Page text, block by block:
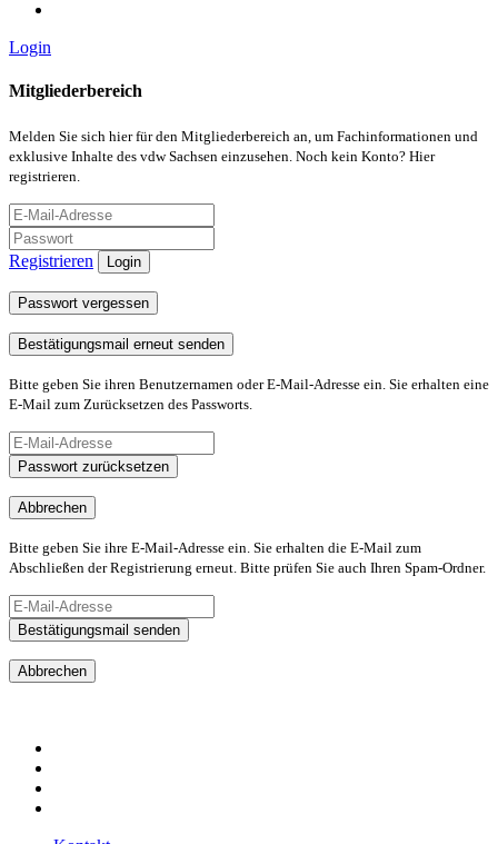
Login
Mitgliederbereich
Melden Sie sich hier für den Mitgliederbereich an, um Fachinformationen und
exklusive Inhalte des vdw Sachsen einzusehen. Noch kein Konto? Hier
registrieren.
Registrieren Login
Passwort vergessen
Bestätigungsmail erneut senden
Bitte geben Sie ihren Benutzernamen oder E-Mail-Adresse ein. Sie erhalten eine
E-Mail zum Zurücksetzen des Passworts.
Passwort zurücksetzen
Abbrechen
Bitte geben Sie ihre E-Mail-Adresse ein. Sie erhalten die E-Mail zum
Abschließen der Registrierung erneut. Bitte prüfen Sie auch Ihren Spam-Ordner.
Bestätigungsmail senden
Abbrechen